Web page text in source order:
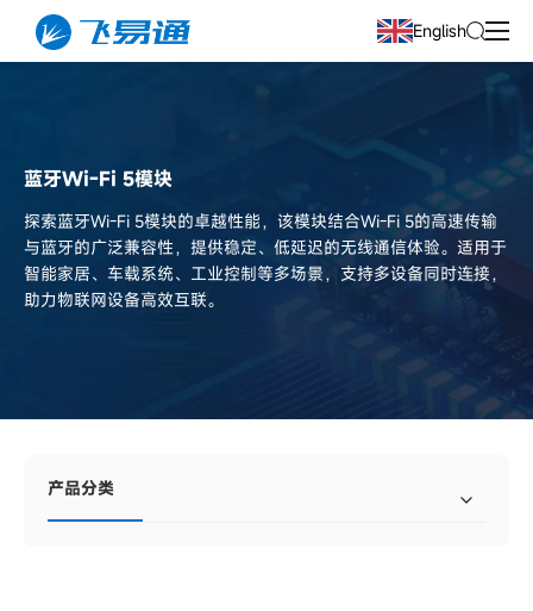
English
蓝牙Wi-Fi 5模块
探索蓝牙Wi-Fi 5模块的卓越性能，该模块结合Wi-Fi 5的高速传输
与蓝牙的广泛兼容性，提供稳定、低延迟的无线通信体验。适用于
智能家居、车载系统、工业控制等多场景，支持多设备同时连接，
助力物联网设备高效互联。
产品分类